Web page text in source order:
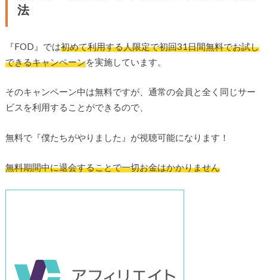
法
『FOD』では初めて利用する人限定で初回31日間無料でお試し
できるキャンペーンを実施しています。
そのキャンペーン中は無料ですが、通常の会員と全く同じサー
ビスを利用することができるので、
無料で『僕たちがやりました』が視聴可能になります！
無料期間中に退会することで一切お金はかかりません